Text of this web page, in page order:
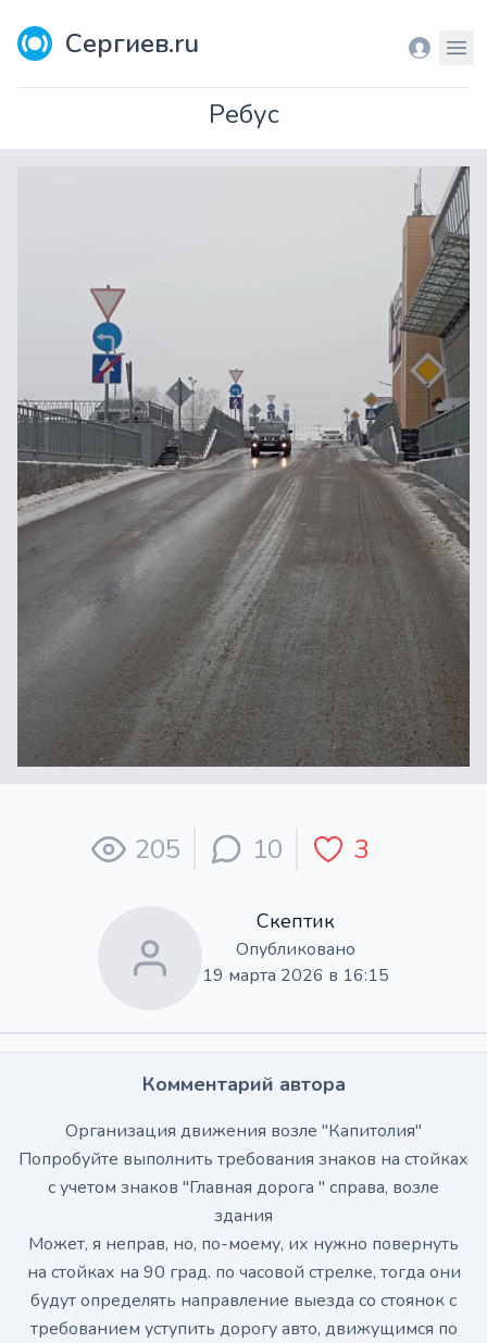
Сергиев.ru Вход
Ребус
205 10 3
Скептик
Опубликовано
19 марта 2026 в 16:15
Комментарий автора
Организация движения возле "Капитолия"
Попробуйте выполнить требования знаков на стойках
с учетом знаков "Главная дорога " справа, возле
здания
Может, я неправ, но, по-моему, их нужно повернуть
на стойках на 90 град. по часовой стрелке, тогда они
будут определять направление выезда со стоянок с
требованием уступить дорогу авто, движущимся по